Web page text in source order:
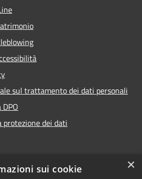
sul trattamento dei dati personali
protezione dei dati
×
sui cookie